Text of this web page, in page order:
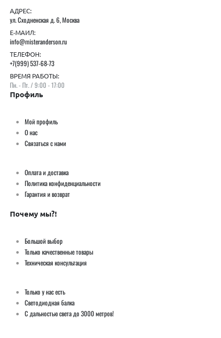
АДРЕС:
ул. Сходненская д. 6, Москва
Е-МАИЛ:
info@misteranderson.ru
ТЕЛЕФОН:
+7(999) 537-68-73
ВРЕМЯ РАБОТЫ:
Пн. - Пт. / 9:00 - 17:00
Профиль
Мой профиль
О нас
Связаться с нами
Оплата и доставка
Политика конфиденциальности
Гарантия и возврат
Почему мы?!
Большой выбор
Только качественные товары
Техническая консультация
Только у нас есть
Светодиодная балка
С дальностью света до 3000 метров!